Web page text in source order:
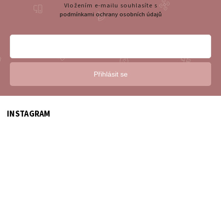
INSTAGRAM
Vložením e-mailu souhlasíte s
podmínkami ochrany osobních údajů
Přihlásit se